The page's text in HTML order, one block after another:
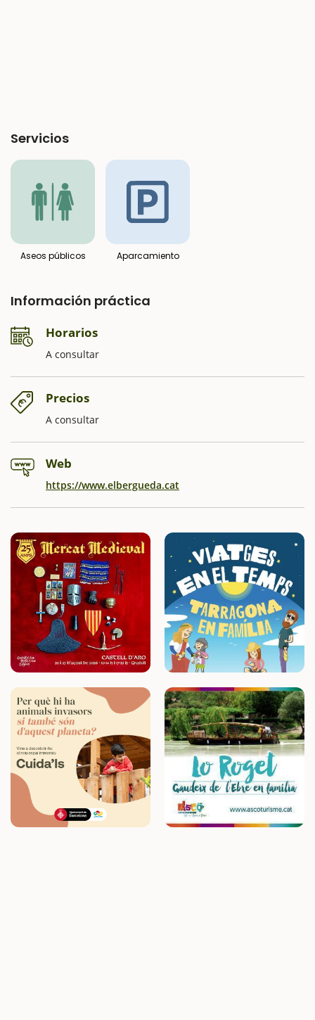
Servicios
Aseos públicos Aparcamiento
Información práctica
Horarios
A consultar
Precios
A consultar
Web
https://www.elbergueda.cat